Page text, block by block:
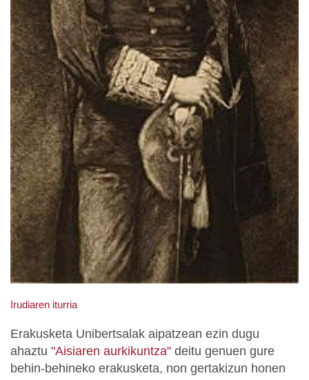
Irudiaren iturria
Erakusketa Unibertsalak aipatzean ezin dugu
ahaztu "Aisiaren aurkikuntza" deitu genuen gure
behin-behineko erakusketa, non gertakizun honen